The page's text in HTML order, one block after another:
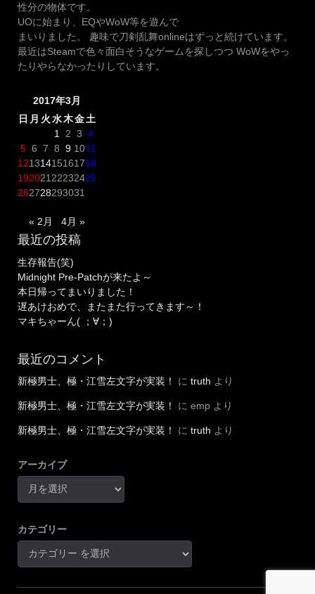
性分の物体です。
UOに始まり、EQやWoW等を遊んで
まいりました。 趣味で刀剣乱舞onlineはずっと続けています。
最近はSteamで色々面白そうなゲームを探しつつ WoWをやっ
たりやらなかったりしています。
2017年3月
日 月 火水木金土
1
2 3 4
5 6 7 8 9 1011
12131415161718
192021 22232425
262728293031
« 2月 4月 »
最近の投稿
生存報告(笑)
Midnight Pre-Patchが来たよ～
本日帰ってまいりました！
遅あけおめで、またまた行ってきます～！
マキちゃーん( ；∀；)
最近のコメント
新極男士、極・江雪左文字が実装！ に truth より
新極男士、極・江雪左文字が実装！ に emp より
新極男士、極・江雪左文字が実装！ に truth より
アーカイブ
カテゴリー